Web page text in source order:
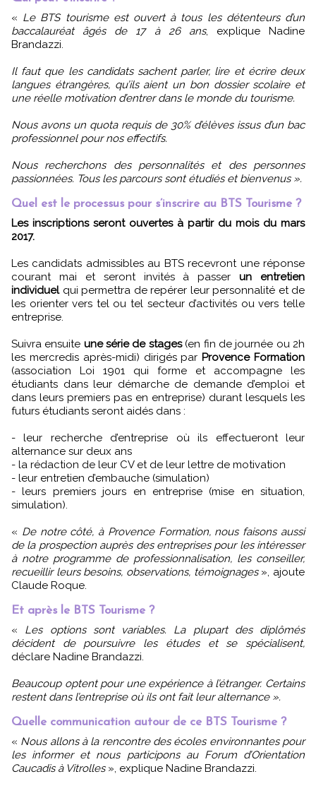
« Le BTS tourisme est ouvert à tous les détenteurs d’un
baccalauréat âgés de 17 à 26 ans, explique Nadine
Brandazzi.
Il faut que les candidats sachent parler, lire et écrire deux
langues étrangères, qu’ils aient un bon dossier scolaire et
une réelle motivation d’entrer dans le monde du tourisme.
Nous avons un quota requis de 30% d’élèves issus d’un bac
professionnel pour nos effectifs.
Nous recherchons des personnalités et des personnes
passionnées. Tous les parcours sont étudiés et bienvenus ».
Quel est le processus pour s’inscrire au BTS Tourisme ?
Les inscriptions seront ouvertes à partir du mois du mars
2017.
Les candidats admissibles au BTS recevront une réponse
courant mai et seront invités à passerun entretien
individuelqui permettra de repérer leur personnalité et de
les orienter vers tel ou tel secteur d’activités ou vers telle
entreprise.
Suivra ensuite une série de stages(en fin de journée ou 2h
les mercredis après-midi) dirigés par Provence Formation
(association Loi 1901 qui forme et accompagne les
étudiants dans leur démarche de demande d’emploi et
dans leurs premiers pas en entreprise) durant lesquels les
futurs étudiants seront aidés dans :
- leur recherche d’entreprise où ils effectueront leur
alternance sur deux ans
- la rédaction de leur CV et de leur lettre de motivation
- leur entretien d’embauche (simulation)
- leurs premiers jours en entreprise (mise en situation,
simulation).
« De notre côté, à Provence Formation, nous faisons aussi
de la prospection auprès des entreprises pour les intéresser
à notre programme de professionnalisation, les conseiller,
recueillir leurs besoins, observations, témoignages», ajoute
Claude Roque.
Et après le BTS Tourisme ?
« Les options sont variables. La plupart des diplômés
décident de poursuivre les études et se spécialisent,
déclare Nadine Brandazzi.
Beaucoup optent pour une expérience à l’étranger. Certains
restent dans l’entreprise où ils ont fait leur alternance ».
Quelle communication autour de ce BTS Tourisme ?
« Nous allons à la rencontre des écoles environnantes pour
les informer et nous participons au Forum d’Orientation
Caucadis à Vitrolles», explique Nadine Brandazzi.